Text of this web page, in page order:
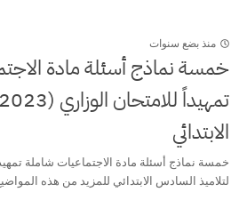
منذ بضع سنوات
خمسة نماذج أسئلة مادة
الابتدائي
لتلاميذ السادس الابتدائي للمزيد من هذه